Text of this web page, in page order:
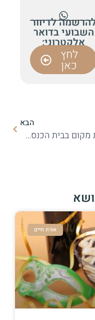
לדיוור
השבועי בדואר
אלקטרוני:
לחץ
כאן
הבא
קניית מקום בבית הכנסת מכספי מעשר
אורח חיים